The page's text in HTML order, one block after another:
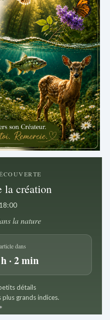
la création
la nature
dans
· 2 min
détails
plus grands indices.
*